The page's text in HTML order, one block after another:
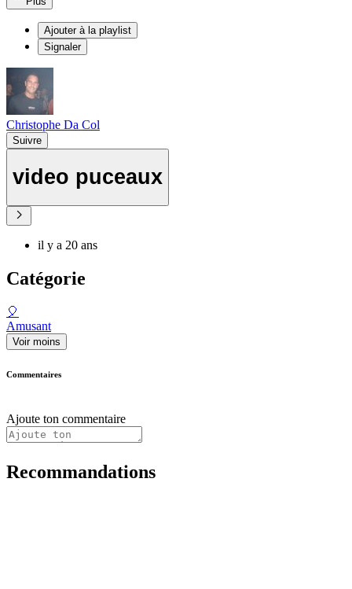
Ajouter à la playlist
Signaler
Christophe Da Col
Suivre
video puceaux
il y a 20 ans
Catégorie
🎈
Amusant
Voir moins
Commentaires
Ajoute ton commentaire
Recommandations